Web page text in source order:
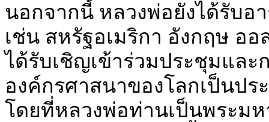
นอกจากนี้ หลวงพ่อยังได้รับอ
เช่น สหรัฐอเมริกา อังกฤษ อ
ได้รับเชิญเข้าร่วมประชุมและ
องค์กรศาสนาของโลกเป็นปร
โดยที่หลวงพ่อท่านเป็นพระมห